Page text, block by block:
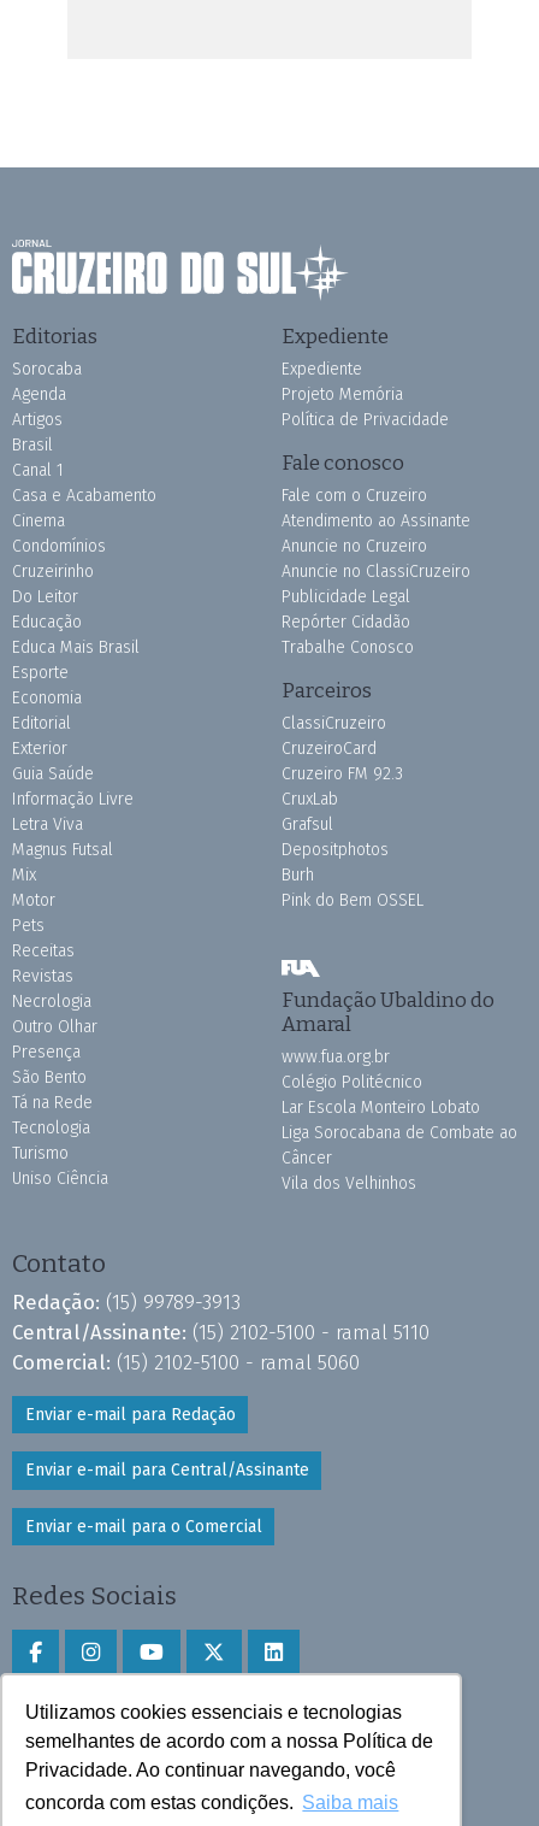
Utilizamos cookies essenciais e tecnologias
semelhantes de acordo com a nossa Política de
Privacidade. Ao continuar navegando, você
concorda com estas condições. Saiba mais
Editorias
Sorocaba
Agenda
Artigos
Brasil
Canal 1
Casa e Acabamento
Cinema
Condomínios
Cruzeirinho
Do Leitor
Educação
Educa Mais Brasil
Esporte
Economia
Editorial
Exterior
Guia Saúde
Informação Livre
Letra Viva
Magnus Futsal
Mix
Motor
Pets
Receitas
Revistas
Necrologia
Outro Olhar
Presença
São Bento
Tá na Rede
Tecnologia
Turismo
Uniso Ciência
Expediente
Expediente
Projeto Memória
Política de Privacidade
Fale conosco
Fale com o Cruzeiro
Atendimento ao Assinante
Anuncie no Cruzeiro
Anuncie no ClassiCruzeiro
Publicidade Legal
Repórter Cidadão
Trabalhe Conosco
Parceiros
ClassiCruzeiro
CruzeiroCard
Cruzeiro FM 92.3
CruxLab
Grafsul
Depositphotos
Burh
Pink do Bem OSSEL
Fundação Ubaldino do
Amaral
www.fua.org.br
Colégio Politécnico
Lar Escola Monteiro Lobato
Liga Sorocabana de Combate ao
Câncer
Vila dos Velhinhos
Contato
Redação: (15) 99789-3913
Central/Assinante: (15) 2102-5100 - ramal 5110
Comercial: (15) 2102-5100 - ramal 5060
Enviar e-mail para Redação
Enviar e-mail para Central/Assinante
Enviar e-mail para o Comercial
Redes Sociais
Faça download do aplicativo
Play Store e App Store